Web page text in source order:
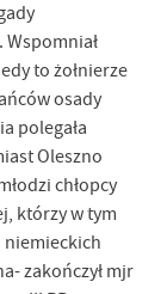
to żołnierze
osady
polegała
Oleszno
chłopcy
którzy w tym
niemieckich
zakończył mjr